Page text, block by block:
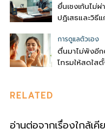
ยื่นเชงเก้นไม่ผ่
ปฏิเสธและวิธี
การดูแลตัวเอง
ตื่นมาไม่พังอี
โทรมให้สดใส
RELATED
อ่านต่อจากเรื่องใกล้เคี